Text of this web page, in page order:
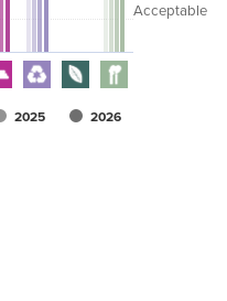
Acceptable
2025 2026